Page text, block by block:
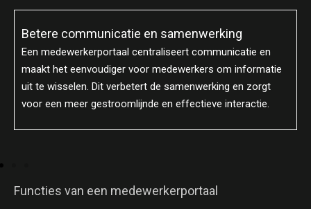
Functies van een medewerkerportaal
Betere communicatie en samenwerking
Een medewerkerportaal centraliseert communicatie en
maakt het eenvoudiger voor medewerkers om informatie
uit te wisselen. Dit verbetert de samenwerking en zorgt
voor een meer gestroomlijnde en effectieve interactie.